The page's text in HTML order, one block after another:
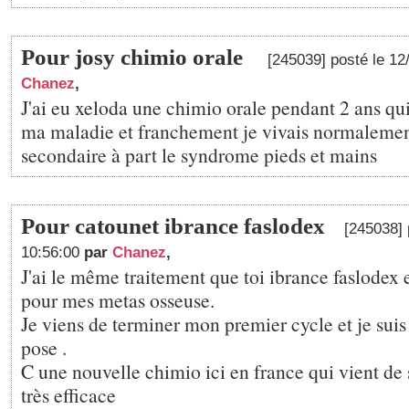
Pour josy chimio orale
[245039] posté le
Chanez,
J'ai eu xeloda une chimio orale pendant 2 ans
ma maladie et franchement je vivais
secondaire à part le syndrome pieds et mains
Pour catounet ibrance faslodex
[245038]
10:56:00 par Chanez,
J'ai le même traitement que toi ibrance faslodex
pour mes metas osseuse.
Je viens de terminer mon premier cycle et je
pose .
C une nouvelle chimio ici en france qui vient
très efficace